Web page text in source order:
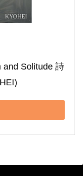
and Solitude 詩